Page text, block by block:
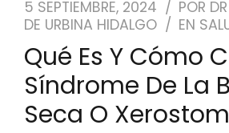
PEDIR CITA
5 SEPTIEMBRE, 2024 POR
DE URBINA HIDALGO
EN
Qué Es Y Cómo
Síndrome De La
Seca O